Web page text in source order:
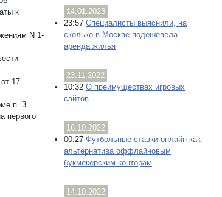
к
N 1-
17
п. 3.
первого
14.01.2023
23:57 Специалисты выяснили, на
сколько в Москве подешевела
аренда жилья
23.11.2022
10:32 О преимуществах игровых
сайтов
16.10.2022
00:27 Футбольные ставки онлайн как
альтернатива оффлайновым
букмекерским конторам
14.10.2022